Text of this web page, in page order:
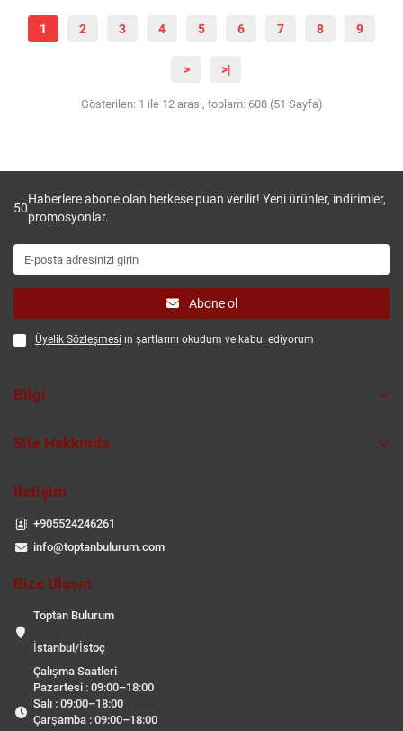
1 2 3 4 5 6 7 8 9
> >|
Gösterilen: 1 ile 12 arası, toplam: 608 (51 Sayfa)
50
Haberlere abone olan herkese puan verilir! Yeni ürünler, indirimler,
promosyonlar.
Abone ol
Üyelik Sözleşmesi ın şartlarını okudum ve kabul ediyorum
Bilgi
Site Hakkında
İletişim
+905524246261
info@toptanbulurum.com
Bize Ulaşın
Toptan Bulurum
İstanbul/İstoç
Çalışma Saatleri
Pazartesi : 09:00–18:00
Salı : 09:00–18:00
Çarşamba : 09:00–18:00